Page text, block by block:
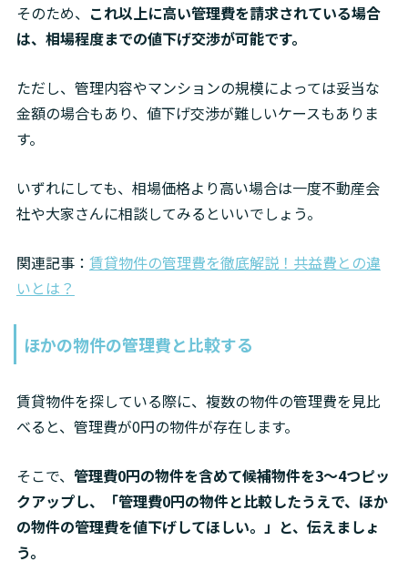
そのため、 これ以上に高い管理費を請求されている場合
は、相場程度までの値下げ交渉が可能です。
ただし、管理内容やマンションの規模によっては妥当な
金額の場合もあり、値下げ交渉が難しいケースもありま
す。
いずれにしても、相場価格より高い場合は一度不動産会
社や大家さんに相談してみるといいでしょう。
関連記事： 賃貸物件の管理費を徹底解説！共益費との違
いとは？
ほかの物件の管理費と比較する
賃貸物件を探している際に、複数の物件の管理費を見比
べると、管理費が0円の物件が存在します。
そこで、 管理費0円の物件を含めて候補物件を3〜4つピッ
クアップし、「管理費0円の物件と比較したうえで、ほか
の物件の管理費を値下げしてほしい。」と、伝えましょ
う。